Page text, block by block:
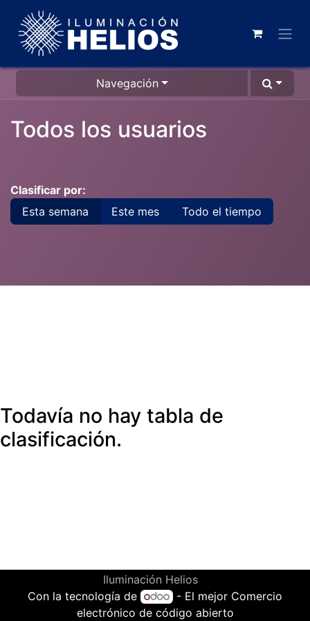
Navegación
Todos los usuarios
Clasificar por:
Esta semana
Este mes Todo el tiempo
Todavía no hay tabla de
clasificación.
Iluminación Helios
Con la tecnología de
- El mejor Comercio
electrónico de código abierto